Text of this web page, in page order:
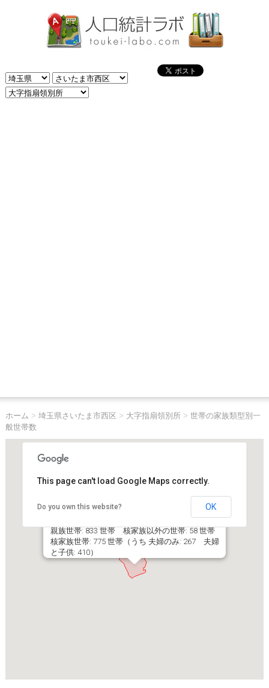
ホーム > 埼玉県さいたま市西区 > 大字指扇領別所> 世帯の家族類型別一
般世帯数
埼玉県さいたま市西区大字指扇領別所
親族世帯: 833 世帯 核家族以外の世帯: 58 世帯
核家族世帯: 775 世帯（うち 夫婦のみ: 267 夫婦
と子供: 410）
This page can't load Google Maps correctly.
Do you own this website? OK